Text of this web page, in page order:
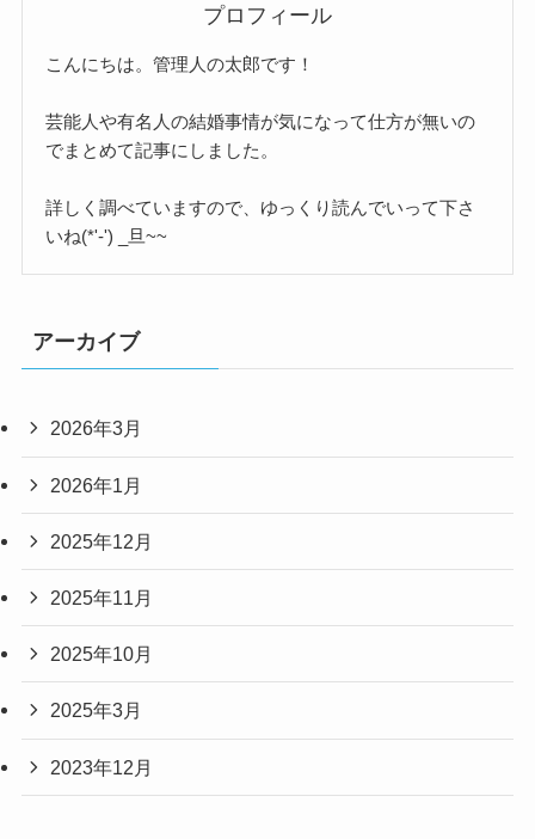
プロフィール
こんにちは。管理人の太郎です！
芸能人や有名人の結婚事情が気になって仕方が無いの
でまとめて記事にしました。
詳しく調べていますので、ゆっくり読んでいって下さ
いね(*'-') _旦~~
アーカイブ
2026年3月
2026年1月
2025年12月
2025年11月
2025年10月
2025年3月
2023年12月